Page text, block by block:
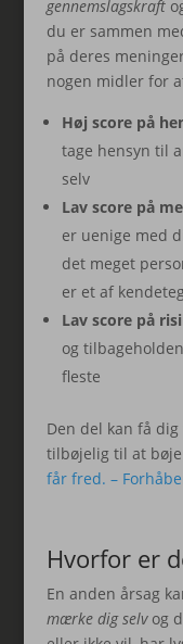
gennemslagskraft
du er sammen
på deres
nogen midler for
Høj score på
tage hensyn til
selv
Lav score på
er uenige med
det meget
er et af
Lav score på
og
fleste
Den del kan få
tilbøjelig til at
får fred. –
Hvorfor er
En anden årsag
mærke dig selvog